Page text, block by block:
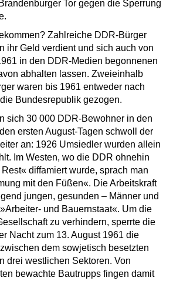
Tor gegen die Sperrung
Zahlreiche DDR-Bürger
ihr Geld verdient und sich auch von
in den DDR-Medien begonnenen
abhalten lassen. Zweieinhalb
waren bis 1961 entweder nach
Bundesrepublik gezogen.
sich 30 000 DDR-Bewohner in den
ersten August-Tagen schwoll der
an: 1926 Umsiedler wurden allein
Im Westen, wo die DDR ohnehin
diffamiert wurde, sprach man
mit den Füßen«. Die Arbeitskraft
jungen, gesunden – Männer und
und Bauernstaat«. Um die
zu verhindern, sperrte die
Nacht zum 13. August 1961 die
dem sowjetisch besetzten
drei westlichen Sektoren. Von
bewachte Bautrupps fingen damit